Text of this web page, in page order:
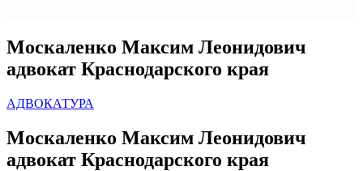
Москаленко Максим Леонидович
адвокат Краснодарского края
АДВОКАТУРА
Москаленко Максим Леонидович
адвокат Краснодарского края